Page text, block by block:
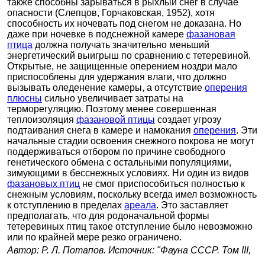
также способны зарываться в рыхлый снег в случае
опасности (Слепцов, Горчаковская, 1952), хотя
способность их ночевать под снегом не доказана. Но
даже при ночевке в подснежной камере фазановая
птица должна получать значительно меньший
энергетический выигрыш по сравнению с тетеревиной.
Открытые, не защищенные оперением ноздри мало
приспособлены для удержания влаги, что должно
вызывать оледенение камеры, а отсутствие оперения
плюсны сильно увеличивает затраты на
терморегуляцию. Поэтому менее совершенная
теплоизоляция фазановой птицы создает угрозу
подтаивания снега в камере и намокания оперения. Эти
начальные стадии освоения снежного покрова не могут
поддерживаться отбором по причине свободного
генетического обмена с остальными популяциями,
зимующими в бесснежных условиях. Ни один из видов
фазановых птиц не смог приспособиться полностью к
снежным условиям, поскольку всегда имел возможность
к отступлению в пределах ареала. Это заставляет
предполагать, что для родоначальной формы
тетеревиных птиц такое отступление было невозможно
или по крайней мере резко ограничено.
Автор: Р. Л. Потапов. Источник: "Фауна СССР. Том III,